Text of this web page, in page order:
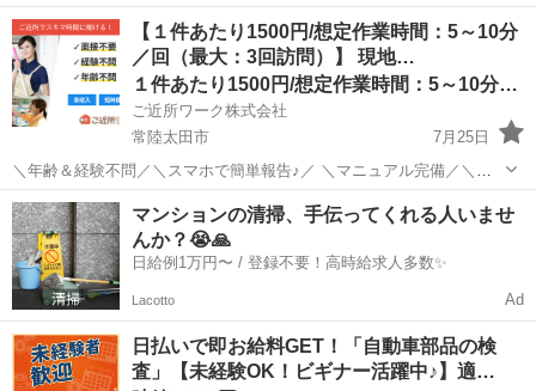
女活躍中！空調完備！お弁当持込み可！仕出し弁当あり！マイカー通
勤可！無料駐車場完備！《茨城県常陸大宮市》 人気の工場のお仕事 ◇
各種コネクターの製造◇ ＊...
茨城 常陸太田市 静駅 その他
【１件あたり1500円/想定作業時間：5～10分
／回（最大：3回訪問）】 現地…
１件あたり1500円/想定作業時間：5～10分／回
ご近所ワーク株式会社
常陸太田市
7月25日
＼年齢＆経験不問／＼スマホで簡単報告♪／ ＼マニュアル完備／＼ス
キマ時間のお小遣い稼ぎにぴったり／ ※業務委託なので履歴書不要で
す。 現地訪問（アンケート調査）：最大3回訪問※成果報酬ありのお
仕事です♪ 太陽光発電施設事...
茨城 常陸太田市 アンケート
マンションの清掃、手伝ってくれる人いませ
んか？😭🙏
日給例1万円〜 / 登録不要！高時給求人多数✨
Lacotto Ad
日払いで即お給料GET！「自動車部品の検
査」【未経験OK！ビギナー活躍中♪】適…